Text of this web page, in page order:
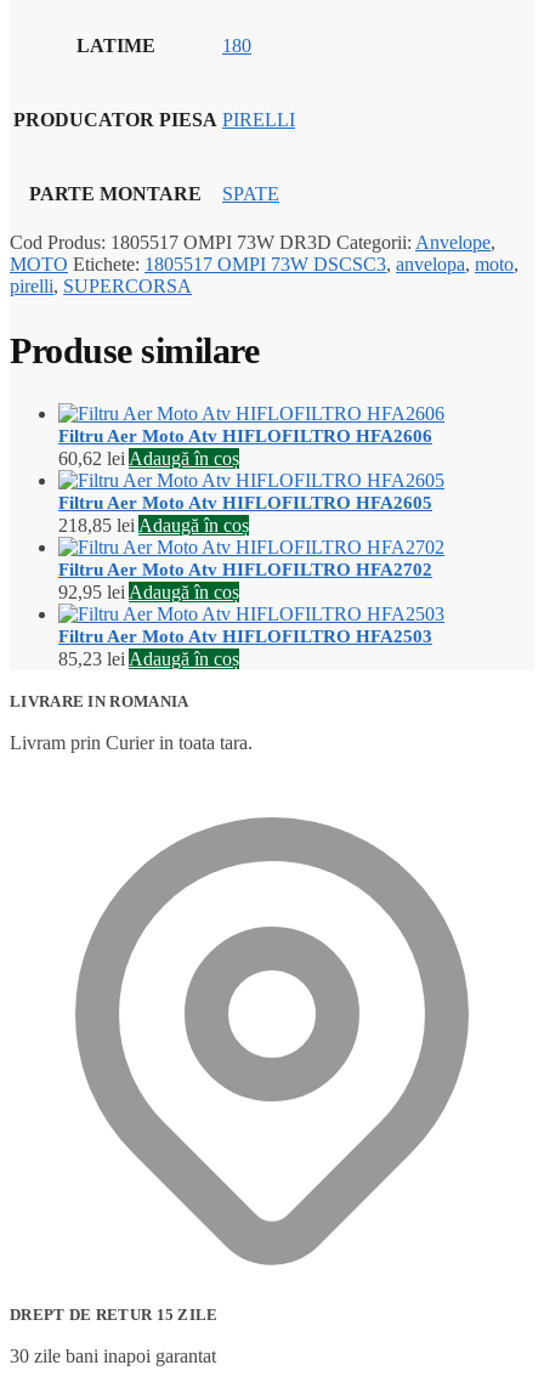
LATIME 180
PRODUCATOR PIESA PIRELLI
PARTE MONTARE SPATE
Cod Produs: 1805517 OMPI 73W DR3D Categorii: Anvelope,
MOTO Etichete: 1805517 OMPI 73W DSCSC3, anvelopa, moto,
pirelli, SUPERCORSA
Produse similare
Filtru Aer Moto Atv HIFLOFILTRO HFA2606
60,62 lei Adaugă în coș
Filtru Aer Moto Atv HIFLOFILTRO HFA2605
218,85 lei Adaugă în coș
Filtru Aer Moto Atv HIFLOFILTRO HFA2702
92,95 lei Adaugă în coș
Filtru Aer Moto Atv HIFLOFILTRO HFA2503
85,23 lei Adaugă în coș
LIVRARE IN ROMANIA
Livram prin Curier in toata tara.
DREPT DE RETUR 15 ZILE
30 zile bani inapoi garantat